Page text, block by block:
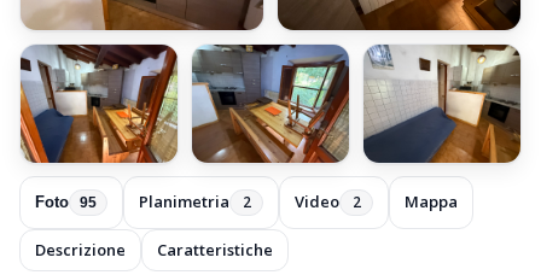
+89 foto
Foto 95 Planimetria 2 Video 2 Mappa
Descrizione Caratteristiche